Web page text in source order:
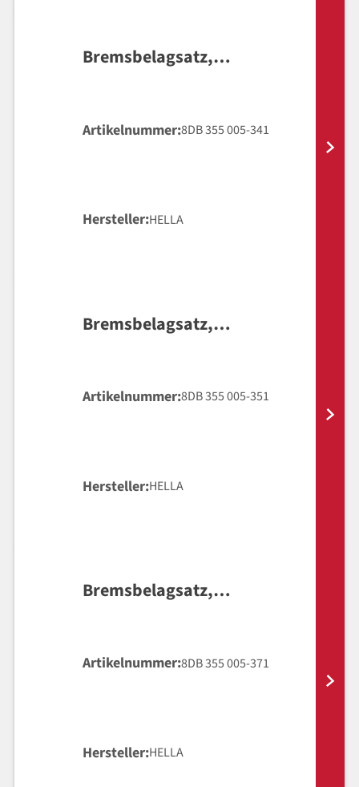
Bremsbelagsatz,
Artikelnummer 8DB 355 005-341
Hersteller HELLA
Bremsbelagsatz,
Artikelnummer 8DB 355 005-351
Hersteller HELLA
Bremsbelagsatz,
Artikelnummer 8DB 355 005-371
Hersteller HELLA